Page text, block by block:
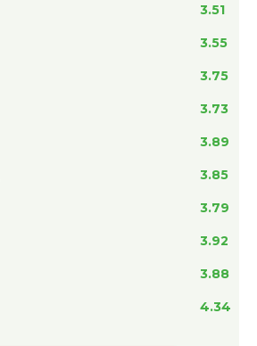
3.51
3.55
3.75
3.73
3.89
3.85
3.79
3.92
3.88
4.34